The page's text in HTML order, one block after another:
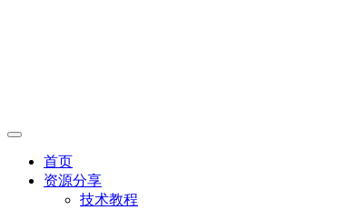
首页
资源分享
技术教程